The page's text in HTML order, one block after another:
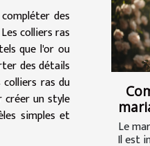
des
colliers ras
que l'or ou
des détails
ras du
créer un style
simples et
Le
Il est